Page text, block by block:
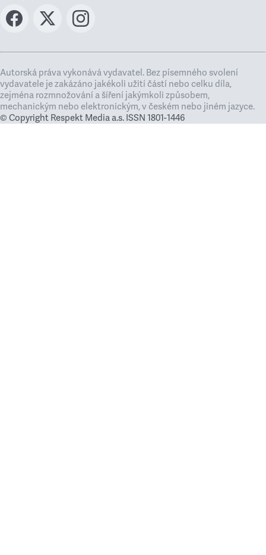
Autorská práva vykonává vydavatel. Bez písemného svolení
vydavatele je zakázáno jakékoli užití částí nebo celku díla,
zejména rozmnožování a šíření jakýmkoli způsobem,
mechanickým nebo elektronickým, v českém nebo jiném jazyce.
© Copyright Respekt Media a.s. ISSN 1801-1446